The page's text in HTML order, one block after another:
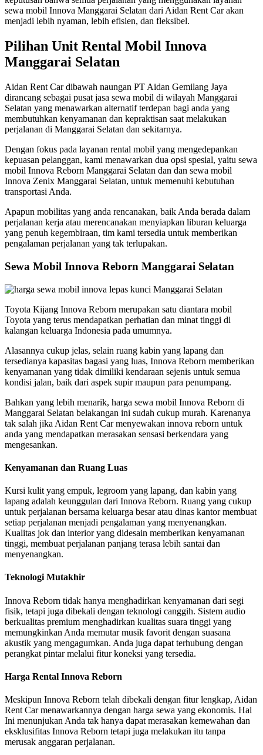
sewa mobil Innova Manggarai Selatan dari Aidan Rent Car akan
menjadi lebih nyaman, lebih efisien, dan fleksibel.
Pilihan Unit Rental Mobil Innova
Manggarai Selatan
Aidan Rent Car dibawah naungan PT Aidan Gemilang Jaya
dirancang sebagai pusat jasa sewa mobil di wilayah Manggarai
Selatan yang menawarkan alternatif terdepan bagi anda yang
membutuhkan kenyamanan dan kepraktisan saat melakukan
perjalanan di Manggarai Selatan dan sekitarnya.
Dengan fokus pada layanan rental mobil yang mengedepankan
kepuasan pelanggan, kami menawarkan dua opsi spesial, yaitu sewa
mobil Innova Reborn Manggarai Selatan dan dan sewa mobil
Innova Zenix Manggarai Selatan, untuk memenuhi kebutuhan
transportasi Anda.
Apapun mobilitas yang anda rencanakan, baik Anda berada dalam
perjalanan kerja atau merencanakan menyiapkan liburan keluarga
yang penuh kegembiraan, tim kami tersedia untuk memberikan
pengalaman perjalanan yang tak terlupakan.
Sewa Mobil Innova Reborn Manggarai Selatan
Toyota Kijang Innova Reborn merupakan satu diantara mobil
Toyota yang terus mendapatkan perhatian dan minat tinggi di
kalangan keluarga Indonesia pada umumnya.
Alasannya cukup jelas, selain ruang kabin yang lapang dan
tersedianya kapasitas bagasi yang luas, Innova Reborn memberikan
kenyamanan yang tidak dimiliki kendaraan sejenis untuk semua
kondisi jalan, baik dari aspek supir maupun para penumpang.
Bahkan yang lebih menarik, harga sewa mobil Innova Reborn di
Manggarai Selatan belakangan ini sudah cukup murah. Karenanya
tak salah jika Aidan Rent Car menyewakan innova reborn untuk
anda yang mendapatkan merasakan sensasi berkendara yang
mengesankan.
Kenyamanan dan Ruang Luas
Kursi kulit yang empuk, legroom yang lapang, dan kabin yang
lapang adalah keunggulan dari Innova Reborn. Ruang yang cukup
untuk perjalanan bersama keluarga besar atau dinas kantor membuat
setiap perjalanan menjadi pengalaman yang menyenangkan.
Kualitas jok dan interior yang didesain memberikan kenyamanan
tinggi, membuat perjalanan panjang terasa lebih santai dan
menyenangkan.
Teknologi Mutakhir
Innova Reborn tidak hanya menghadirkan kenyamanan dari segi
fisik, tetapi juga dibekali dengan teknologi canggih. Sistem audio
berkualitas premium menghadirkan kualitas suara tinggi yang
memungkinkan Anda memutar musik favorit dengan suasana
akustik yang mengagumkan. Anda juga dapat terhubung dengan
perangkat pintar melalui fitur koneksi yang tersedia.
Harga Rental Innova Reborn
Meskipun Innova Reborn telah dibekali dengan fitur lengkap, Aidan
Rent Car menawarkannya dengan harga sewa yang ekonomis. Hal
Ini menunjukan Anda tak hanya dapat merasakan kemewahan dan
eksklusifitas Innova Reborn tetapi juga melakukan itu tanpa
merusak anggaran perjalanan.